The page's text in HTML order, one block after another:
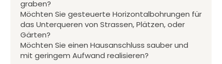
graben?
Möchten Sie gesteuerte Horizontalbohrungen für
das Unterqueren von Strassen, Plätzen, oder
Gärten?
Möchten Sie einen Hausanschluss sauber und
mit geringem Aufwand realisieren?